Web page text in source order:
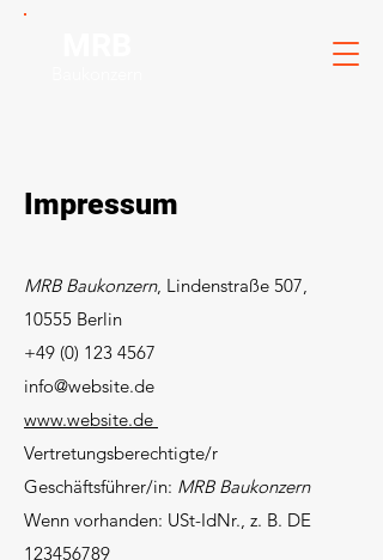
Impressum
MRB Baukonzern, Lindenstraße 507,
10555 Berlin
+49 (0) 123 4567
info@website.de
www.website.de
Vertretungsberechtigte/r
Geschäftsführer/in: MRB Baukonzern
Wenn vorhanden: USt-IdNr., z. B. DE
123456789